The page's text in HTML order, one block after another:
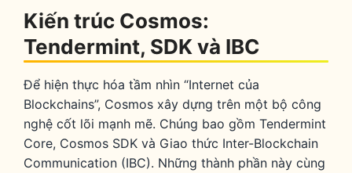
Kiến trúc Cosmos:
Tendermint, SDK và IBC
Để hiện thực hóa tầm nhìn “Internet của
Blockchains”, Cosmos xây dựng trên một bộ công
nghệ cốt lõi mạnh mẽ. Chúng bao gồm Tendermint
Core, Cosmos SDK và Giao thức Inter-Blockchain
Communication (IBC). Những thành phần này cùng